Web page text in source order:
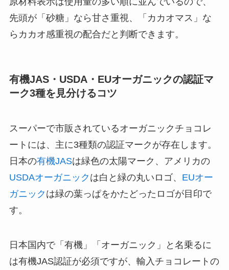
先頭が「砂糖」なら甘さ重視、「カカオマス」な
らカカオ感重視の配合だと判断できます。
有機JAS・USDA・EUオーガニックの認証マ
ーク3種を見分けるコツ
スーパーで市販されているオーガニックチョコレ
ートには、主に3種類の認証マークが存在します。
日本の有機JASは緑色の太陽マーク、アメリカの
USDAオーガニック は白と緑の丸いロゴ、 EUオー
ガニック は緑の葉っぱをかたどったロゴが目印で
す。
日本国内で「有機」「オーガニック」と名乗るに
は有機JAS認証が必須ですが、輸入チョコレートの